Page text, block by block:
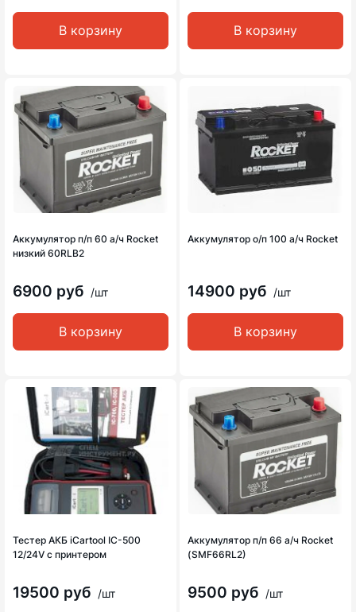
В корзину В корзину
Аккумулятор п/п 60 а/ч Rocket
низкий 60RLB2
6900 руб /шт
В корзину
Аккумулятор о/п 100 а/ч Rocket
14900 руб /шт
В корзину
Тестер АКБ iCartool IC-500
12/24V с принтером
19500 руб /шт
Аккумулятор п/п 66 а/ч Rocket
(SMF66RL2)
9500 руб /шт